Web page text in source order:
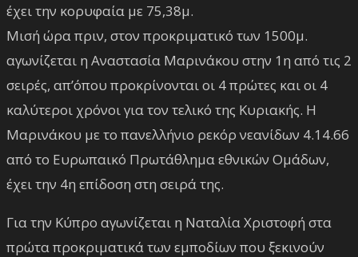
έχει την κορυφαία με 75,38μ.
Μισή ώρα πριν, στον προκριματικό των 1500μ.
αγωνίζεται η Αναστασία Μαρινάκου στην 1η από τις 2
σειρές, απ’όπου προκρίνονται οι 4 πρώτες και οι 4
καλύτεροι χρόνοι για τον τελικό της Κυριακής. Η
Μαρινάκου με το πανελλήνιο ρεκόρ νεανίδων 4.14.66
από το Ευρωπαικό Πρωτάθλημα εθνικών Ομάδων,
έχει την 4η επίδοση στη σειρά της.
Για την Κύπρο αγωνίζεται η Ναταλία Χριστοφή στα
πρώτα προκριματικά των εμποδίων που ξεκινούν